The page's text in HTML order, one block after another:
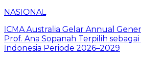
NASIONAL
ICMA Australia Gelar Annual
Prof. Ana Sopanah Terpilih
Indonesia Periode 2026–2029